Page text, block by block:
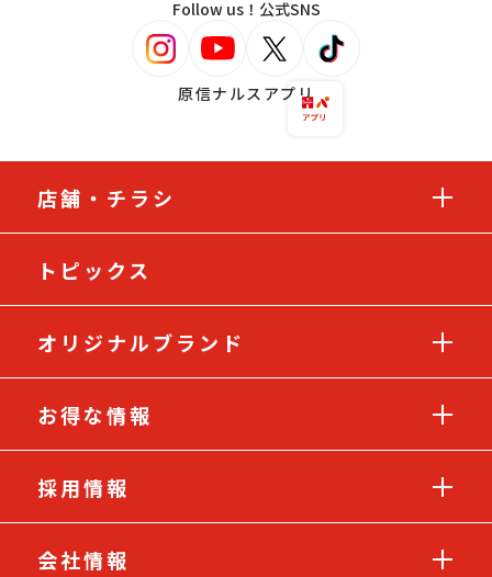
Follow us！公式SNS
原信ナルスアプリ
店舗・チラシ
トピックス
オリジナルブランド
お得な情報
採用情報
会社情報